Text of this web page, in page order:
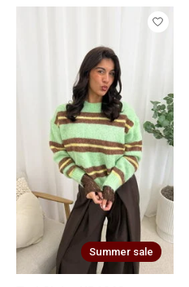
Summer sale